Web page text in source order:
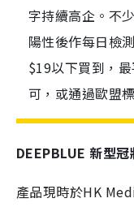
字持續高企。不
陽性後作每日檢
$19以下買到，
可，或通過歐盟
DEEPBLUE 新型
產品現時於HK